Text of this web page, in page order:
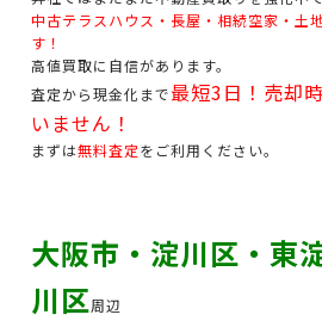
中古テラスハウス・長屋・相続空家・土
す！
高値買取に自信があります。
査定から現金化まで最短3日！売却
いません！
まずは無料査定をご利用ください。
大阪市・淀川区・東
川区周辺